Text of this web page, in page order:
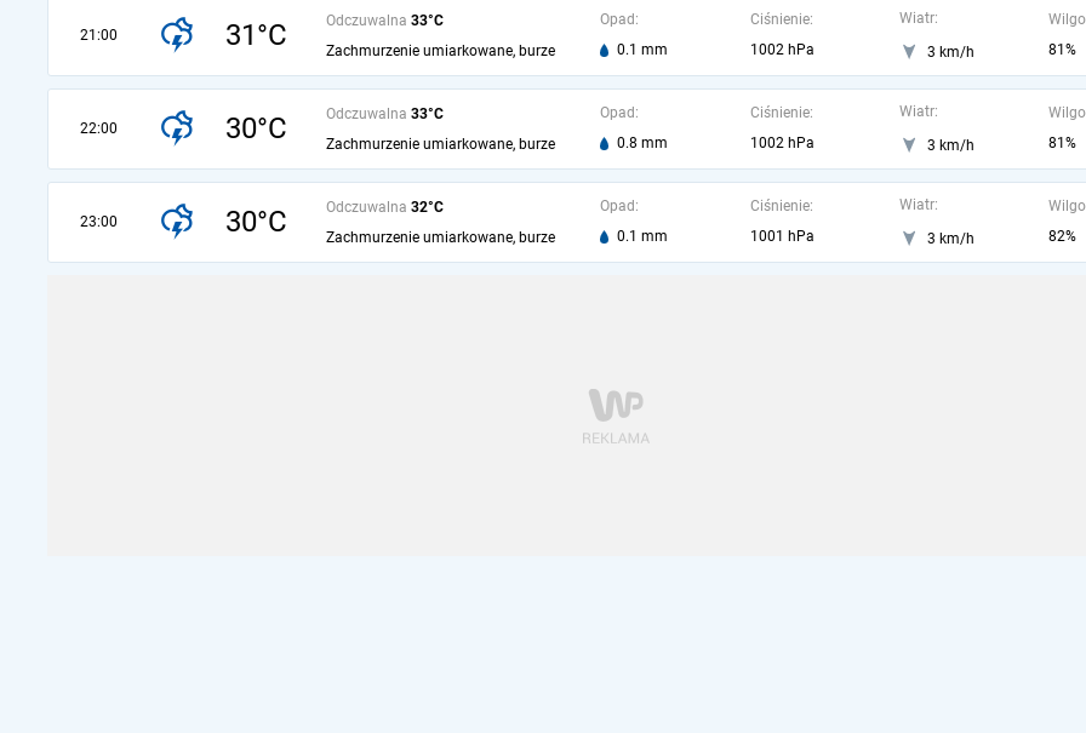
21:00 31°C Odczuwalna 33°C
Zachmurzenie umiarkowane, burze
Opad:
0.1 mm
Ciśnienie:
1002 hPa
Wiatr:
3 km/h
81%
22:00 30°C Odczuwalna 33°C
Zachmurzenie umiarkowane, burze
Opad:
0.8 mm
Ciśnienie:
1002 hPa
Wiatr:
3 km/h
81%
23:00 30°C Odczuwalna 32°C
Zachmurzenie umiarkowane, burze
Opad:
0.1 mm
Ciśnienie:
1001 hPa
Wiatr:
3 km/h
82%